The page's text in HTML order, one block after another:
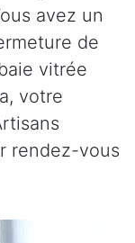
avez un
de
vitrée
votre
rendez-vous